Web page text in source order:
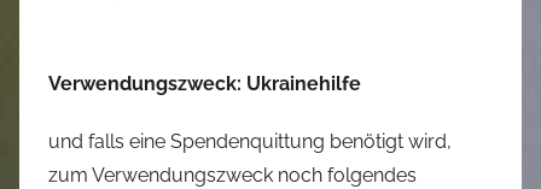
Verwendungszweck: Ukrainehilfe
und falls eine Spendenquittung benötigt wird,
zum Verwendungszweck noch folgendes